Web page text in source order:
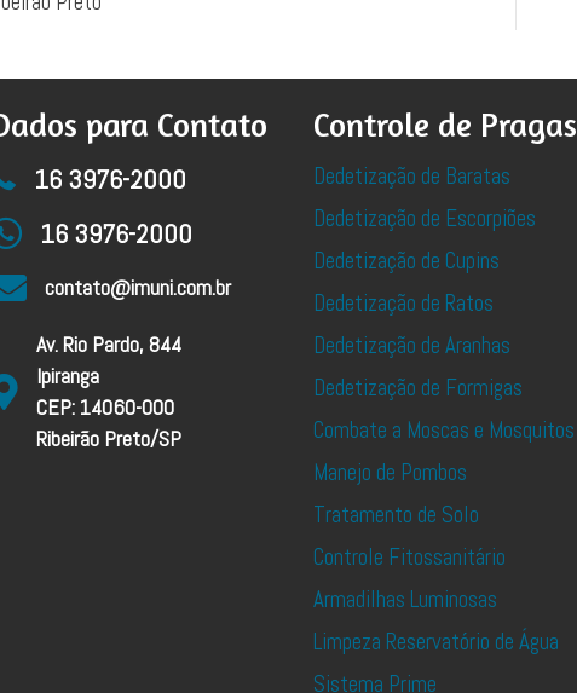
para Contato
16 3976-2000
16 3976-2000
contato@imuni.com.br
Av. Rio Pardo, 844
Ipiranga
CEP: 14060-000
Ribeirão Preto/SP
Controle de Pragas
Dedetização de Baratas
Dedetização de Escorpiões
Dedetização de Cupins
Dedetização de Ratos
Dedetização de Aranhas
Dedetização de Formigas
Combate a Moscas e Mosquitos
Manejo de Pombos
Tratamento de Solo
Controle Fitossanitário
Armadilhas Luminosas
Limpeza Reservatório de Água
Sistema Prime